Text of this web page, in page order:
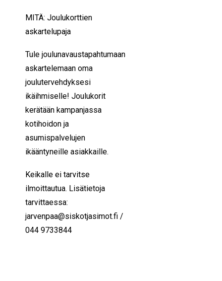
MITÄ: Joulukorttien
askartelupaja
Tule joulunavaustapahtumaan
askartelemaan oma
joulutervehdyksesi
ikäihmiselle! Joulukorit
kerätään kampanjassa
kotihoidon ja
asumispalvelujen
ikääntyneille asiakkaille.
Keikalle ei tarvitse
ilmoittautua. Lisätietoja
tarvittaessa:
jarvenpaa@siskotjasimot.fi /
044 9733844